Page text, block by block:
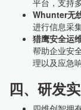
平台，支持
Whunter无
进行信息采
猎鹰安全运
帮助企业安
理以及应急响
四、研发